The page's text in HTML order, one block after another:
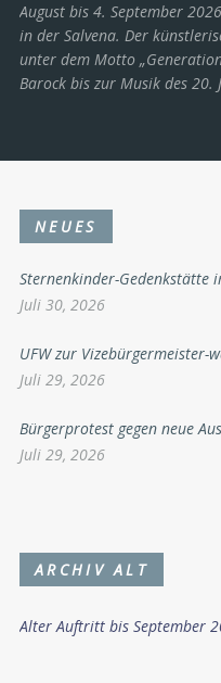
August bis 4. September
in der Salvena. Der
unter dem Motto
Barock bis zur Musik des 20.
NEUES
Sternenkinder-Gedenkstätte
Juli 30, 2026
UFW zur Vizebürgermeister-
Juli 29, 2026
Bürgerprotest gegen neue
Juli 29, 2026
ARCHIV ALT
Alter Auftritt bis September